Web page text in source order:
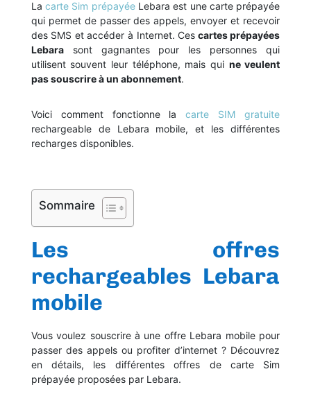
Lacarte Sim prépayéeLebara est une carte prépayée
qui permet de passer des appels, envoyer et recevoir
des SMS et accéder à Internet. Ces cartes prépayées
Lebarasont gagnantes pour les personnes qui
utilisent souvent leur téléphone, mais qui ne veulent
pas souscrire à un abonnement.
Voici comment fonctionne lacarte SIM gratuite
rechargeable de Lebara mobile, et les différentes
recharges disponibles.
Sommaire
Les offres
rechargeables Lebara
mobile
Vous voulez souscrire à une offre Lebara mobile pour
passer des appels ou profiter d’internet ? Découvrez
en détails, les différentes offres de carte Sim
prépayée proposées par Lebara.